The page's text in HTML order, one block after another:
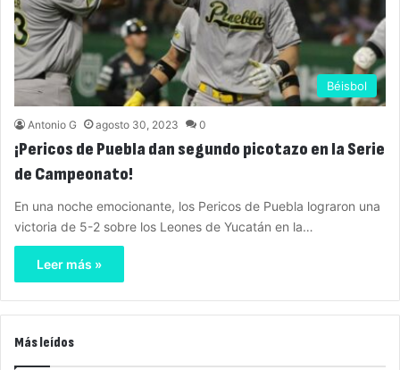
Béisbol
Antonio G agosto 30, 2023 0
¡Pericos de Puebla dan segundo picotazo en la Serie
de Campeonato!
En una noche emocionante, los Pericos de Puebla lograron una
victoria de 5-2 sobre los Leones de Yucatán en la…
Leer más »
Más leídos